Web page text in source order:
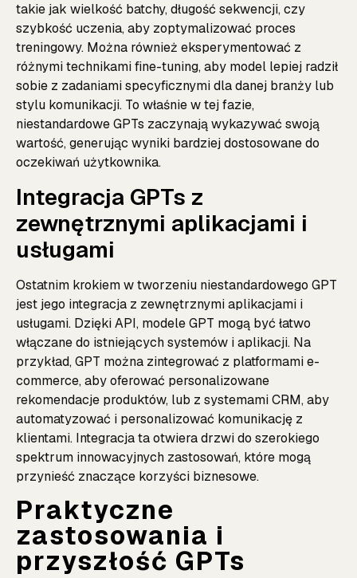
takie jak wielkość batchy, długość sekwencji, czy
szybkość uczenia, aby zoptymalizować proces
treningowy. Można również eksperymentować z
różnymi technikami fine-tuning, aby model lepiej radził
sobie z zadaniami specyficznymi dla danej branży lub
stylu komunikacji. To właśnie w tej fazie,
niestandardowe GPTs zaczynają wykazywać swoją
wartość, generując wyniki bardziej dostosowane do
oczekiwań użytkownika.
Integracja GPTs z
zewnętrznymi aplikacjami i
usługami
Ostatnim krokiem w tworzeniu niestandardowego GPT
jest jego integracja z zewnętrznymi aplikacjami i
usługami. Dzięki API, modele GPT mogą być łatwo
włączane do istniejących systemów i aplikacji. Na
przykład, GPT można zintegrować z platformami e-
commerce, aby oferować personalizowane
rekomendacje produktów, lub z systemami CRM, aby
automatyzować i personalizować komunikację z
klientami. Integracja ta otwiera drzwi do szerokiego
spektrum innowacyjnych zastosowań, które mogą
przynieść znaczące korzyści biznesowe.
Praktyczne
zastosowania i
przyszłość GPTs